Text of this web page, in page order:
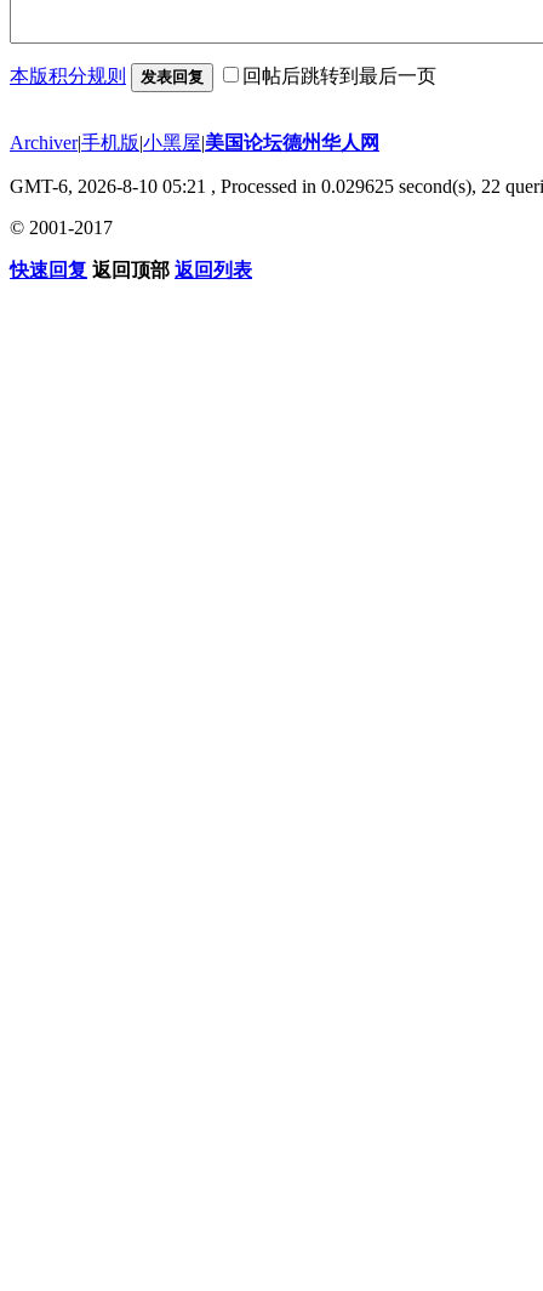
本版积分规则 发表回复 回帖后跳转到最后一页
Archiver|手机版|小黑屋|美国论坛德州华人网
GMT-6, 2026-8-10 05:21 , Processed in 0.029625 second(s), 22
© 2001-2017
快速回复 返回顶部 返回列表